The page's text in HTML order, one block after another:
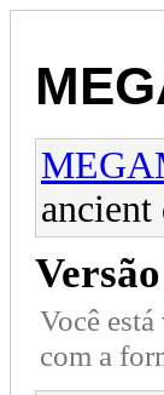
Você
com a